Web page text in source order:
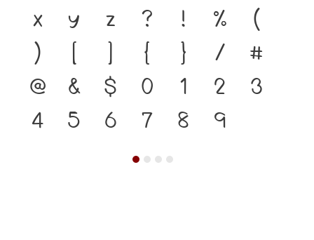
x
y z ? ! %
(
)
[ ] { } /
#
@
& $ 0 1 2
3
4
5 6 7 8 9